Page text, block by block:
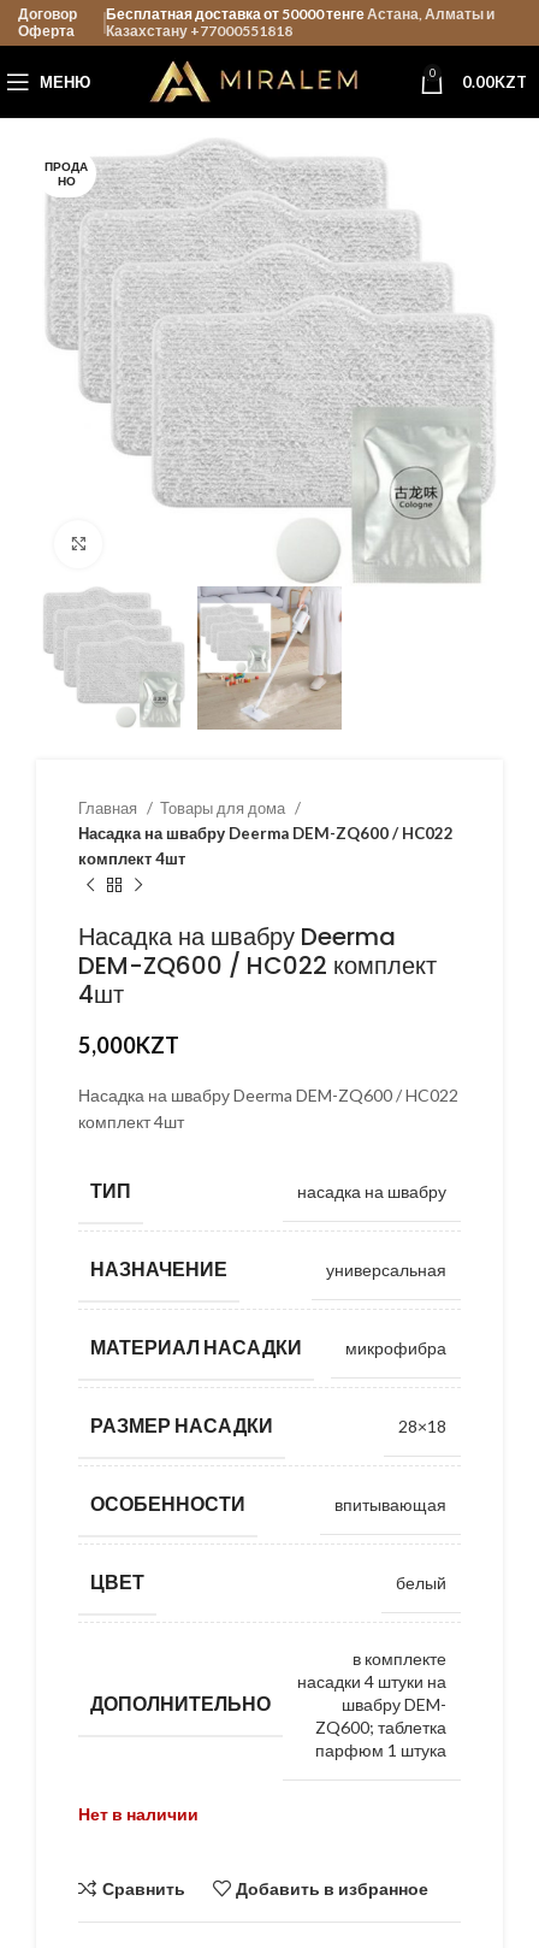
Договор
Оферта
Бесплатная доставка от 50000 тенгеАстана, Алматы и
Казахстану +77000551818
МЕНЮ 0 0.00KZT
ПРОДА
НО
Главная
Товары для дома
Насадка на швабру Deerma DEM-ZQ600 / HC022
комплект 4шт
Насадка на швабру Deerma
DEM-ZQ600 / HC022 комплект
4шт
5,000KZT
Насадка на швабру Deerma DEM-ZQ600 / HC022
комплект 4шт
ТИП насадка на швабру
НАЗНАЧЕНИЕ универсальная
МАТЕРИАЛ НАСАДКИ микрофибра
РАЗМЕР НАСАДКИ 28×18
ОСОБЕННОСТИ впитывающая
ЦВЕТ белый
ДОПОЛНИТЕЛЬНО
в комплекте
насадки 4 штуки на
швабру DEM-
ZQ600; таблетка
парфюм 1 штука
Нет в наличии
Сравнить Добавить в избранное